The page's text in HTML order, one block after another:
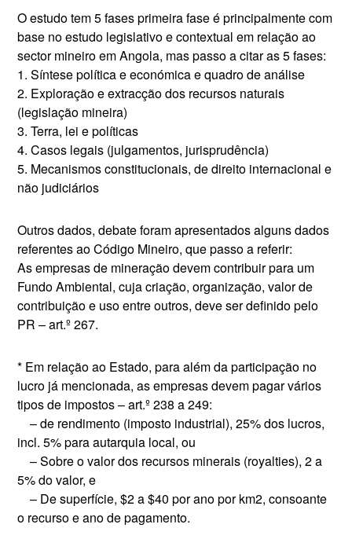
O estudo tem 5 fases primeira fase é principalmente com
base no estudo legislativo e contextual em relação ao
sector mineiro em Angola, mas passo a citar as 5 fases:
1. Síntese política e económica e quadro de análise
2. Exploração e extracção dos recursos naturais
(legislação mineira)
3. Terra, lei e políticas
4. Casos legais (julgamentos, jurisprudência)
5. Mecanismos constitucionais, de direito internacional e
não judiciários
Outros dados, debate foram apresentados alguns dados
referentes ao Código Mineiro, que passo a referir:
As empresas de mineração devem contribuir para um
Fundo Ambiental, cuja criação, organização, valor de
contribuição e uso entre outros, deve ser definido pelo
PR – art.º 267.
* Em relação ao Estado, para além da participação no
lucro já mencionada, as empresas devem pagar vários
tipos de impostos – art.º 238 a 249:
– de rendimento (imposto industrial), 25% dos lucros,
incl. 5% para autarquia local, ou
– Sobre o valor dos recursos minerais (royalties), 2 a
5% do valor, e
– De superfície, $2 a $40 por ano por km2, consoante
o recurso e ano de pagamento.